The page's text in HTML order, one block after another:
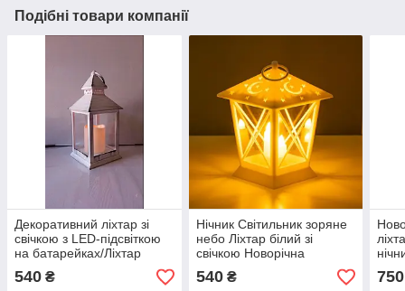
Подібні товари компанії
Декоративний ліхтар зі
свічкою з LED-підсвіткою
на батарейках/Ліхтар
нічник світильник білий
540 ₴
Нічник Світильник зоряне
небо Ліхтар білий зі
свічкою Новорічна
композиція ліхтар і лед
свічкою
540₴
від
750